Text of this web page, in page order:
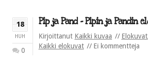
18
HUH
0
Pip ja Pand – Pipin ja Pandin
Kirjoittanut Kaikki kuvaa Elokuvat
Kaikki elokuvat
Ei kommentteja